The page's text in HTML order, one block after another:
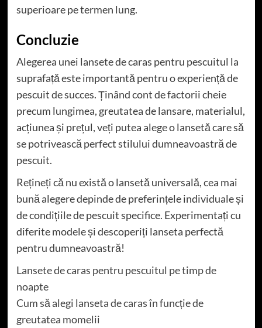
superioare pe termen lung.
Concluzie
Alegerea unei lansete de caras pentru pescuitul la
suprafață este importantă pentru o experiență de
pescuit de succes. Ținând cont de factorii cheie
precum lungimea, greutatea de lansare, materialul,
acțiunea și prețul, veți putea alege o lansetă care să
se potrivească perfect stilului dumneavoastră de
pescuit.
Rețineți că nu există o lansetă universală, cea mai
bună alegere depinde de preferințele individuale și
de condițiile de pescuit specifice. Experimentați cu
diferite modele și descoperiți lanseta perfectă
pentru dumneavoastră!
Lansete de caras pentru pescuitul pe timp de
noapte
Cum să alegi lanseta de caras în funcție de
greutatea momelii